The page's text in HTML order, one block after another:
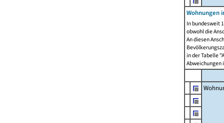
Wohnungen
In bundesweit
obwohl die
An diesen
in der Tabelle
Abweichungen